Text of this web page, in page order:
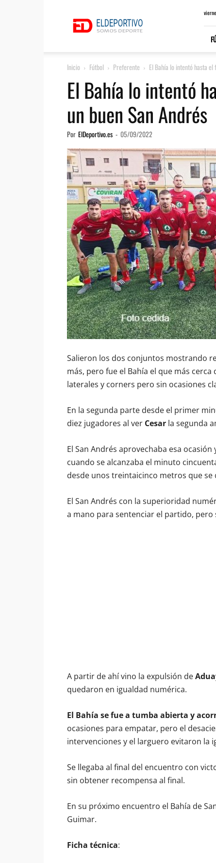
Inicio Fútbol Preferente El Bahía lo intentó hasta el
El Bahía lo intentó
un buen San Andrés
Por ElDeportivo.es - 05/09/2022
Salieron los dos conjuntos mostrando
más, pero fue el Bahía el que más
laterales y corners pero sin ocasiones
En la segunda parte desde el primer
diez jugadores al ver Cesar la segunda
El San Andrés aprovechaba esa
cuando se alcanzaba el minuto
desde unos treintaicinco metros que
El San Andrés con la superioridad
a mano para sentenciar el partido,
A partir de ahí vino la expulsión de
quedaron en igualdad numérica.
El Bahía se fue a tumba abierta y
ocasiones para empatar, pero el
intervenciones y el larguero evitaron la
Se llegaba al final del encuentro con
sin obtener recompensa al final.
En su próximo encuentro el Bahía de
Guimar.
Ficha técnica: